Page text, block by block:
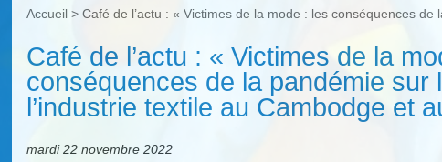
Accueil >Café de l’actu : « Victimes de la mode : les conséquences
Café de l’actu : « Victimes de la
conséquences de la pandémie sur
l’industrie textile au Cambodge et
mardi 22 novembre 2022